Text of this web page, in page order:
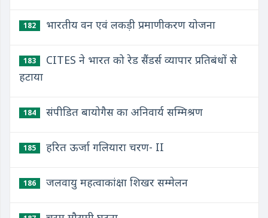
182 भारतीय वन एवं लकड़ी प्रमाणीकरण योजना
183
CITES ने भारत को रेड सैंडर्स व्यापार प्रतिबंधों से
हटाया
184 संपीडित बायोगैस का अनिवार्य सम्मिश्रण
185 हरित ऊर्जा गलियारा चरण- II
186 जलवायु महत्वाकांक्षा शिखर सम्मेलन